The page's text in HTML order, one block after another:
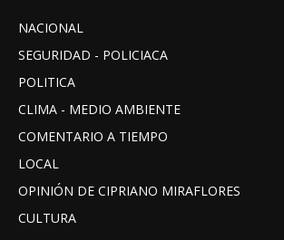
NACIONAL
SEGURIDAD - POLICIACA
POLITICA
CLIMA - MEDIO AMBIENTE
COMENTARIO A TIEMPO
LOCAL
OPINIÓN DE CIPRIANO MIRAFLORES
CULTURA